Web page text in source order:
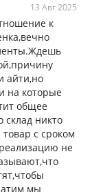
13 Авг 2025
к
айти,но
на которые
общее
склад никто
с сроком
не
мы